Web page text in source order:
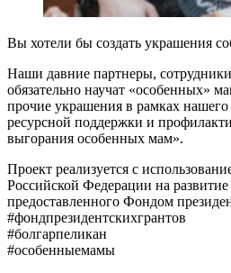
Вы хотели бы создать украшения
Наши давние партнеры, сотрудники
обязательно научат «особенных»
прочие украшения в рамках
ресурсной поддержки и
выгорания особенных мам».
Проект реализуется с
Российской Федерации на
предоставленного Фондом
#фондпрезидентскихгрантов
#болгарпеликан
#особенныемамы